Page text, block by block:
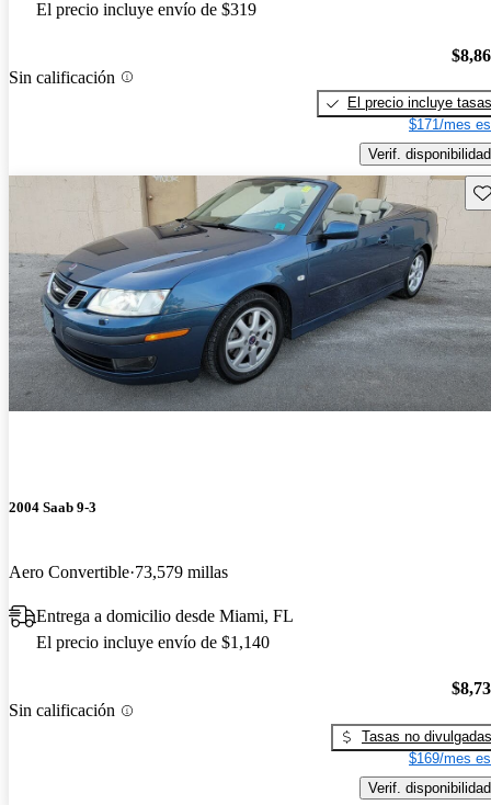
El precio incluye envío de $319
Sin calificación
El precio incluye tasas
$171/mes
Verif. disponibilidad
2004 Saab 9-3
Aero Convertible 73,579 millas
Entrega a domicilio desde Miami, FL
El precio incluye envío de $1,140
Sin calificación
Tasas no divulgadas
$169/mes
Verif. disponibilidad